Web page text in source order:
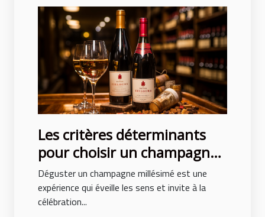
Les critères déterminants
pour choisir un champagne
millésimé de qualité
Déguster un champagne millésimé est une
expérience qui éveille les sens et invite à la
célébration...